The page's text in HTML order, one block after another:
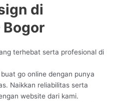
di
Bogor
terhebat serta profesional di
go online dengan punya
Naikkan reliabilitas serta
website dari kami.